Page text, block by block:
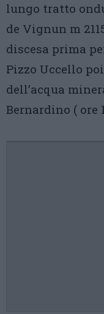
lungo tratto
de Vignun m
discesa prima
Pizzo Uccello
dell’acqua
Bernardino ( ore